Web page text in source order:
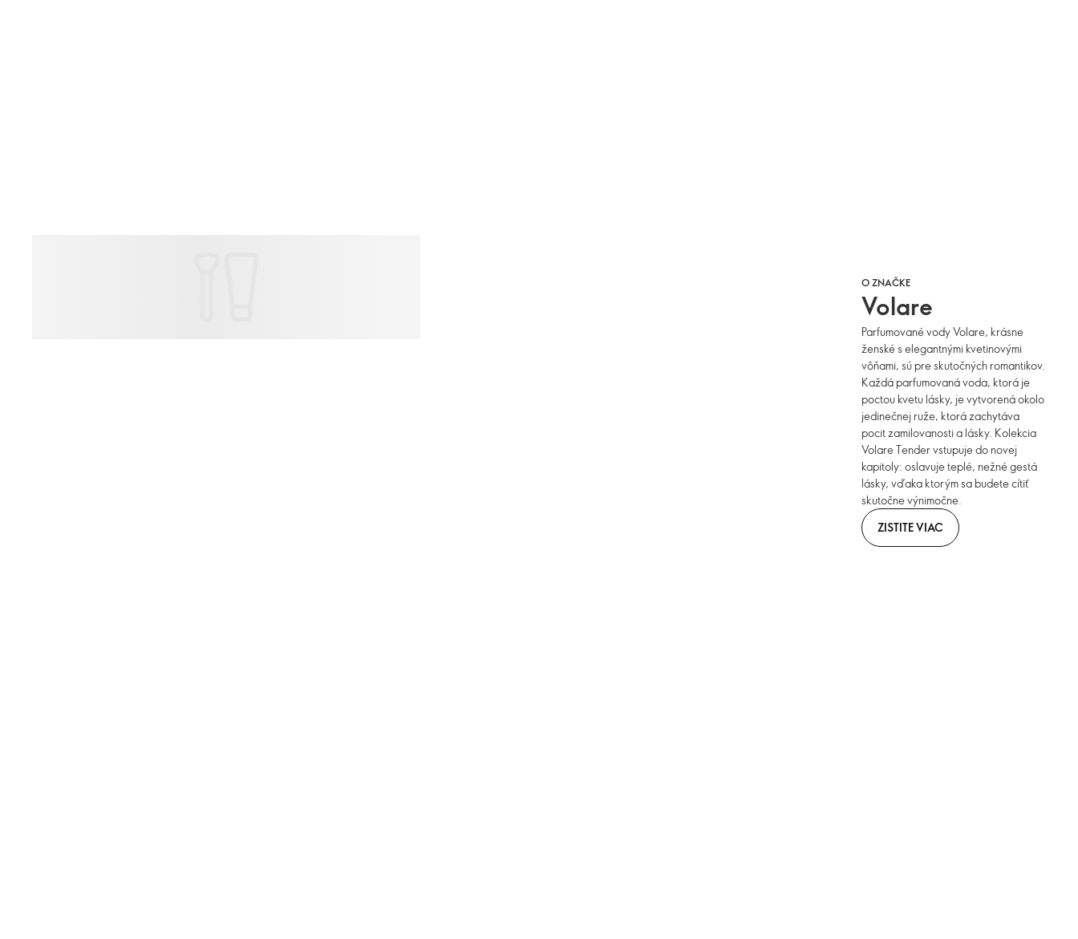
O ZNAČKE
Volare
Parfumované vody Volare, krásne
ženské s elegantnými kvetinovými
vôňami, sú pre skutočných romantikov.
Každá parfumovaná voda, ktorá je
poctou kvetu lásky, je vytvorená okolo
jedinečnej ruže, ktorá zachytáva
pocit zamilovanosti a lásky. Kolekcia
Volare Tender vstupuje do novej
kapitoly: oslavuje teplé, nežné gestá
lásky, vďaka ktorým sa budete cítiť
skutočne výnimočne.
ZISTITE VIAC